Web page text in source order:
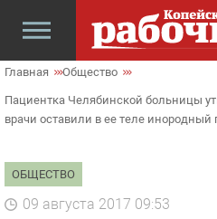
Главная Общество
Пациентка Челябинской больницы
врачи оставили в ее теле инородный
ОБЩЕСТВО
09 августа 2017 09:53